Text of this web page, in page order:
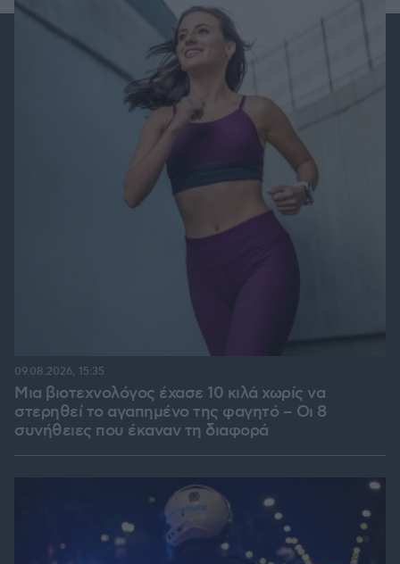
Μια βιοτεχνολόγος έχασε 10 κιλά χωρίς να
στερηθεί το αγαπημένο της φαγητό – Οι 8
συνήθειες που έκαναν τη διαφορά
09.08.2026, 15:35